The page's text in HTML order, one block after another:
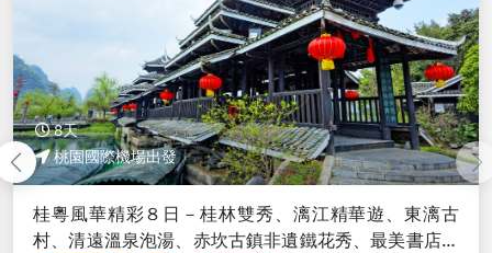
8天
桃園國際機場出發
桂粵風華精彩８日－桂林雙秀、漓江精華遊、東漓古
村、清遠溫泉泡湯、赤坎古鎮非遺鐵花秀、最美書店鐘